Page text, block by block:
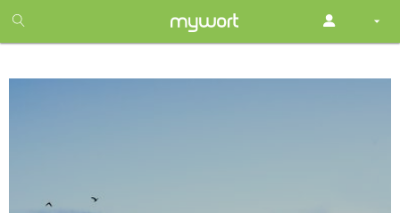
month
free